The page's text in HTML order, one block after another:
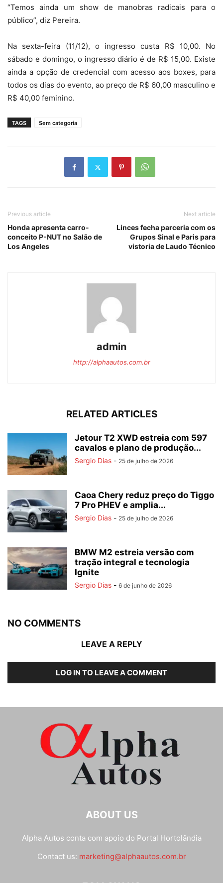
“Temos ainda um show de manobras radicais para o
público”, diz Pereira.
Na sexta-feira (11/12), o ingresso custa R$ 10,00. No
sábado e domingo, o ingresso diário é de R$ 15,00. Existe
ainda a opção de credencial com acesso aos boxes, para
todos os dias do evento, ao preço de R$ 60,00 masculino e
R$ 40,00 feminino.
TAGS Sem categoria
Previous article
Honda apresenta carro-
conceito P-NUT no Salão de
Los Angeles
Next article
Linces fecha parceria com os
Grupos Sinal e Paris para
vistoria de Laudo Técnico
admin
http://alphaautos.com.br
RELATED ARTICLES
Jetour T2 XWD estreia com 597
cavalos e plano de produção...
Sergio Dias - 25 de julho de 2026
Caoa Chery reduz preço do Tiggo
7 Pro PHEV e amplia...
Sergio Dias - 25 de julho de 2026
BMW M2 estreia versão com
tração integral e tecnologia
Ignite
Sergio Dias - 6 de junho de 2026
NO COMMENTS
LEAVE A REPLY
LOG IN TO LEAVE A COMMENT
ABOUT US
Alpha Autos conta com apoio do Portal Hortolândia
Contact us: marketing@alphaautos.com.br